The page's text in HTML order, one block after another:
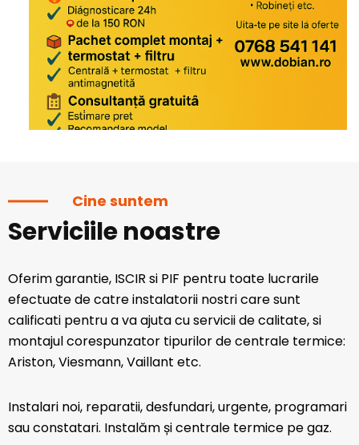
Cine suntem
Serviciile noastre
Oferim garantie, ISCIR si PIF pentru toate lucrarile
efectuate de catre instalatorii nostri care sunt
calificati pentru a va ajuta cu servicii de calitate, si
montajul corespunzator tipurilor de centrale termice:
Ariston, Viesmann, Vaillant etc.
Instalari noi, reparatii, desfundari, urgente, programari
sau constatari. Instalăm și centrale termice pe gaz.